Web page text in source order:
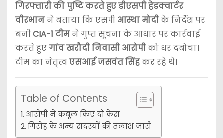
गिरफ्तारी की पुष्टि करते हुए डीएसपी हेडक्वार्टर
वीरभानने बताया कि एसपी आस्था मोदीके निर्देश पर
बनीCIA-1 टीमने गुप्त सूचना के आधार पर कार्रवाई
करते हुएगांव खरौदी निवासी आरोपीको धर दबोचा।
टीम का नेतृत्वएसआई जसवंत सिंहकर रहे थे।
Table of Contents
आरोपी ने कबूल किए दो केस
गिरोह के अन्य सदस्यों की तलाश जारी